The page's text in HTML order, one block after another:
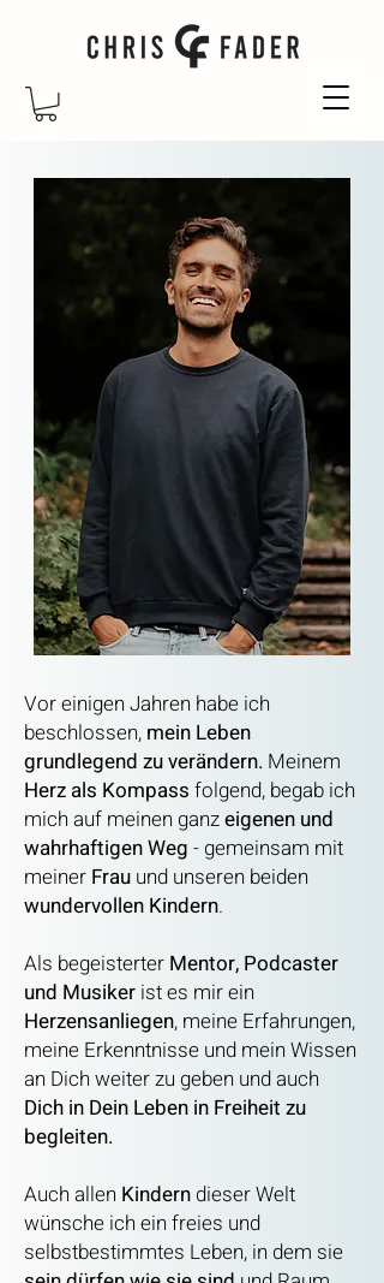
Vor einigen Jahren habe ich
beschlossen, mein Leben
grundlegend zu verändern. Meinem
Herz als Kompass folgend, begab ich
mich auf meinen ganzeigenen und
wahrhaftigen Weg - gemeinsam mit
meiner Frau und unseren beiden
wundervollen Kindern.
Als begeisterter Mentor, Podcaster
und Musiker ist es mir ein
Herzensanliegen, meine Erfahrungen,
meine Erkenntnisse und mein Wissen
an Dich weiter zu geben und auch
Dich in Dein Leben in Freiheit zu
begleiten.
Auch allen Kindern dieser Welt
wünsche ich ein freies und
selbstbestimmtes Leben, in dem sie